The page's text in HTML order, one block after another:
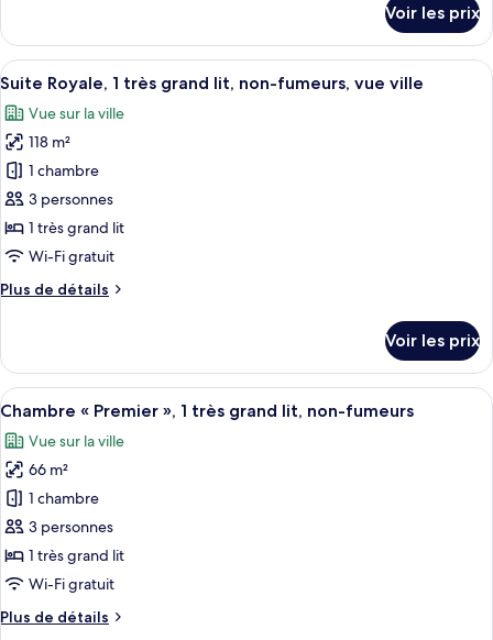
Lounge
Access
le
type
de
Presidential
Suite,
Club
Lounge
Access
Voir les prix
Afficher
toutes
les
photos
pour
ce
type
de
chambre :
Suite
très
grand
lit,
non-
fumeurs,
vue
ville
Suite Royale, 1 très grand lit, non-
6
Suite Royale, 1 très grand lit, non-fumeurs, vue ville
Vue sur la ville
118 m²
1 chambre
3 personnes
1 très grand lit
Wi-Fi gratuit
Plus de détails
Plus
le
type
de
Suite
Royale,
très
grand
lit,
non-
fumeurs,
ville
Voir les prix
Afficher
toutes
les
photos
pour
ce
type
de
chambre :
Chambre
Chambre « Premier », 1 très grand
5
Chambre « Premier », 1 très grand lit, non-fumeurs
Vue sur la ville
66 m²
1 chambre
3 personnes
1 très grand lit
Wi-Fi gratuit
Plus de détails
Plus